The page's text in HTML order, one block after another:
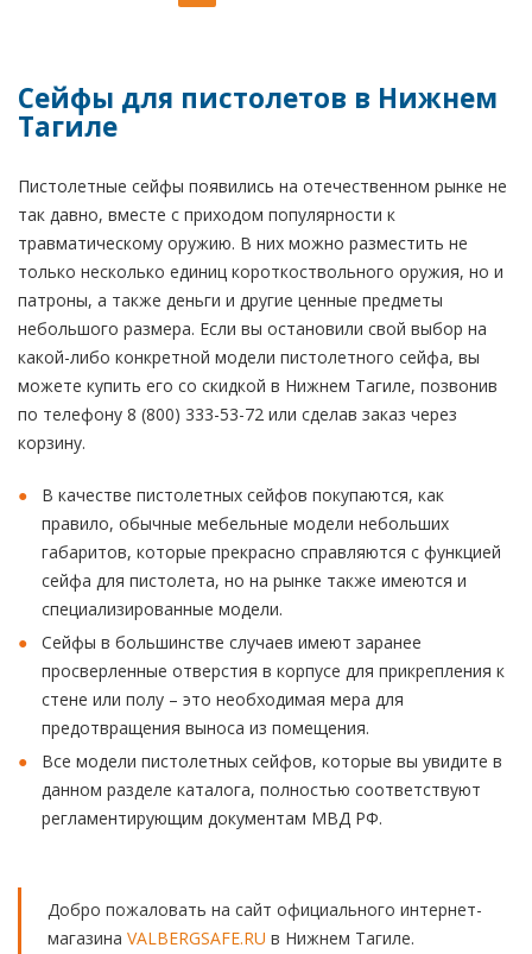
Сейфы для пистолетов в Нижнем
Тагиле
Пистолетные сейфы появились на отечественном рынке не
так давно, вместе с приходом популярности к
травматическому оружию. В них можно разместить не
только несколько единиц короткоствольного оружия, но и
патроны, а также деньги и другие ценные предметы
небольшого размера. Если вы остановили свой выбор на
какой-либо конкретной модели пистолетного сейфа, вы
можете купить его со скидкой в Нижнем Тагиле, позвонив
по телефону 8 (800) 333-53-72 или сделав заказ через
корзину.
В качестве пистолетных сейфов покупаются, как
правило, обычные мебельные модели небольших
габаритов, которые прекрасно справляются с функцией
сейфа для пистолета, но на рынке также имеются и
специализированные модели.
Сейфы в большинстве случаев имеют заранее
просверленные отверстия в корпусе для прикрепления к
стене или полу – это необходимая мера для
предотвращения выноса из помещения.
Все модели пистолетных сейфов, которые вы увидите в
данном разделе каталога, полностью соответствуют
регламентирующим документам МВД РФ.
Добро пожаловать на сайт официального интернет-
магазина VALBERGSAFE.RU в Нижнем Тагиле.